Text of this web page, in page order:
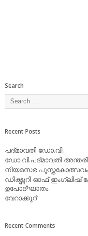
Search
Recent Posts
പദ്മാവതി ഡോ.വി.
ഡോ.വി.പദ്മാവതി
നിയമസഭ
ഡിക്ഷ്ണറി ഓഫ്
ഉപോദ്ഘാതം
വേറാക്കൂറ്
Recent Comments